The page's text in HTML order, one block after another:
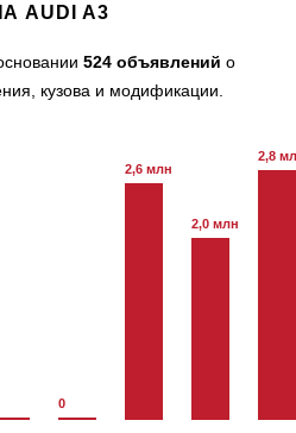
AUDI A3
524 объявлений о
кузова и модификации.
0
2,6 млн
2,0 млн
2,8